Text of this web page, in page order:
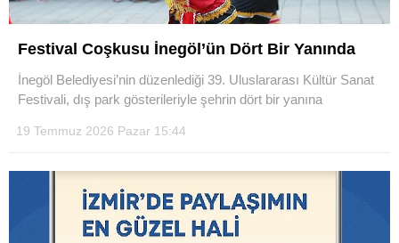
Festival Coşkusu İnegöl’ün Dört Bir Yanında
İnegöl Belediyesi’nin düzenlediği 39. Uluslararası Kültür Sanat
Festivali, dış park gösterileriyle şehrin dört bir yanına
19 Temmuz 2026 Pazar 15:44